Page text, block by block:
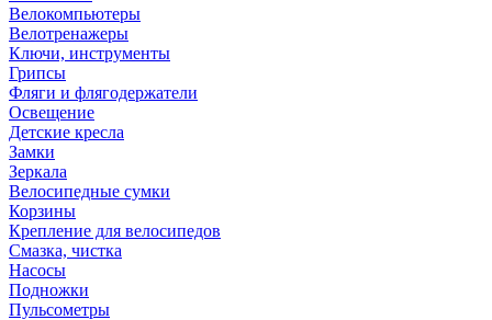
Велокомпьютеры
Велотренажеры
Ключи, инструменты
Грипсы
Фляги и флягодержатели
Освещение
Детские кресла
Замки
Зеркала
Велосипедные сумки
Корзины
Крепление для велосипедов
Смазка, чистка
Насосы
Подножки
Пульсометры